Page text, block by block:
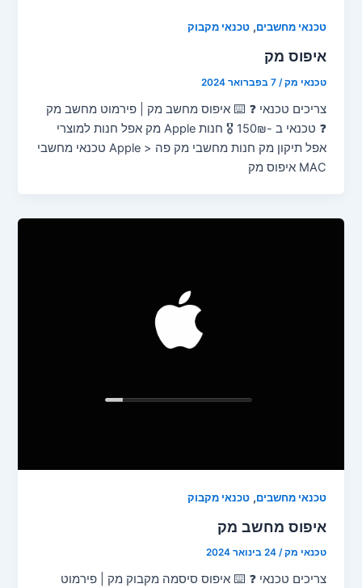
טכנאי מחשבים,טכנאי מקבוק
איפוס מק
טכנאי מק/7 בפברואר 2024
צריכים טכנאי ❓ ⌨️ איפוס מחשב מק | פירמוט מחשב מק
❓ טכנאי ב -150₪ 🎖️ חנות Apple מק אפל חנות למוצרי
אפל תיקון מק חנות מחשבי מק פה < Apple טכנאי מחשבי
MAC איפוס מק
טכנאי מחשבים,טכנאי מקבוק
איפוס מחשב מק
טכנאי מק/24 בינואר 2024
צריכים טכנאי ❓ ⌨️ איפוס סיסמה מקבוק מק | פירמוט